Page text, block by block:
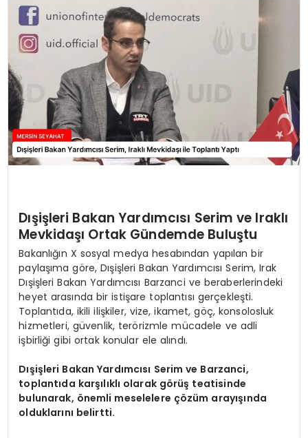
Dışişleri Bakan Yardımcısı Serim ve Iraklı
Mevkidaşı Ortak Gündemde Buluştu
Bakanlığın X sosyal medya hesabından yapılan bir
paylaşıma göre, Dışişleri Bakan Yardımcısı Serim, Irak
Dışişleri Bakan Yardımcısı Barzanci ve beraberlerindeki
heyet arasında bir istişare toplantısı gerçekleşti.
Toplantıda, ikili ilişkiler, vize, ikamet, göç, konsolosluk
hizmetleri, güvenlik, terörizmle mücadele ve adli
işbirliği gibi ortak konular ele alındı.
Dışişleri Bakan Yardımcısı Serim ve Barzanci,
toplantıda karşılıklı olarak görüş teatisinde
bulunarak, önemli meselelere çözüm arayışında
olduklarını belirtti.